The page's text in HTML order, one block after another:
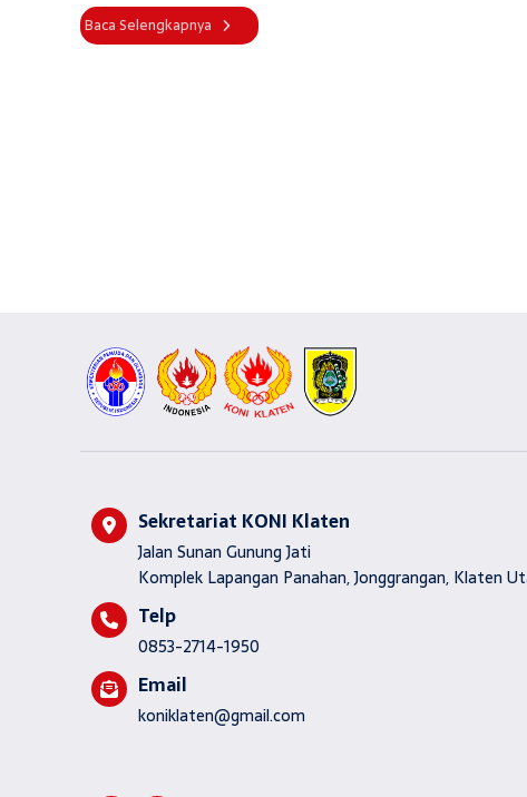
Baca Selengkapnya
Sekretariat KONI Klaten
Jalan Sunan Gunung Jati
Komplek Lapangan Panahan, Jonggrangan, Klaten
Telp
0853-2714-1950
Email
koniklaten@gmail.com